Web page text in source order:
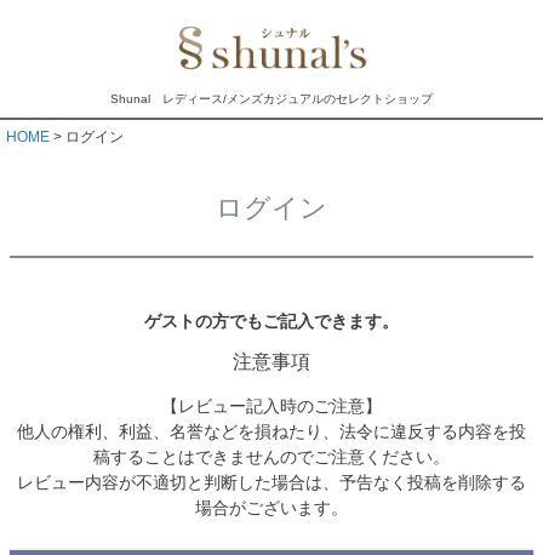
Shunal レディース/メンズカジュアルのセレクトショップ
HOME ログイン
ログイン
ゲストの方でもご記入できます。
注意事項
【レビュー記入時のご注意】
他人の権利、利益、名誉などを損ねたり、法令に違反する内容を投
稿することはできませんのでご注意ください。
レビュー内容が不適切と判断した場合は、予告なく投稿を削除する
場合がございます。